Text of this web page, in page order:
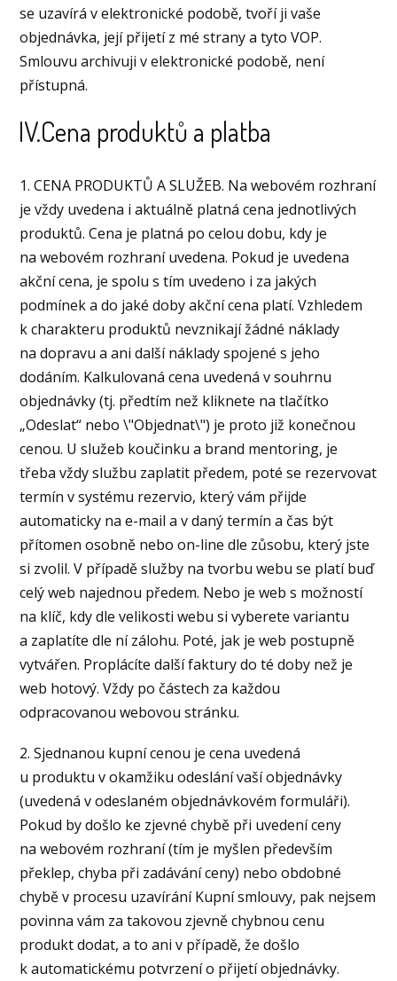
se uzavírá v elektronické podobě, tvoří ji vaše
objednávka, její přijetí z mé strany a tyto VOP.
Smlouvu archivuji v elektronické podobě, není
přístupná.
IV.Cena produktů a platba
1. CENA PRODUKTŮ A SLUŽEB. Na webovém rozhraní
je vždy uvedena i aktuálně platná cena jednotlivých
produktů. Cena je platná po celou dobu, kdy je
na webovém rozhraní uvedena. Pokud je uvedena
akční cena, je spolu s tím uvedeno i za jakých
podmínek a do jaké doby akční cena platí. Vzhledem
k charakteru produktů nevznikají žádné náklady
na dopravu a ani další náklady spojené s jeho
dodáním. Kalkulovaná cena uvedená v souhrnu
objednávky (tj. předtím než kliknete na tlačítko
„Odeslat“ nebo \"Objednat\") je proto již konečnou
cenou. U služeb koučinku a brand mentoring, je
třeba vždy službu zaplatit předem, poté se rezervovat
termín v systému rezervio, který vám přijde
automaticky na e-mail a v daný termín a čas být
přítomen osobně nebo on-line dle zůsobu, který jste
si zvolil. V případě služby na tvorbu webu se platí buď
celý web najednou předem. Nebo je web s možností
na klíč, kdy dle velikosti webu si vyberete variantu
a zaplatíte dle ní zálohu. Poté, jak je web postupně
vytvářen. Proplácíte další faktury do té doby než je
web hotový. Vždy po částech za každou
odpracovanou webovou stránku.
2. Sjednanou kupní cenou je cena uvedená
u produktu v okamžiku odeslání vaší objednávky
(uvedená v odeslaném objednávkovém formuláři).
Pokud by došlo ke zjevné chybě při uvedení ceny
na webovém rozhraní (tím je myšlen především
překlep, chyba při zadávání ceny) nebo obdobné
chybě v procesu uzavírání Kupní smlouvy, pak nejsem
povinna vám za takovou zjevně chybnou cenu
produkt dodat, a to ani v případě, že došlo
k automatickému potvrzení o přijetí objednávky.